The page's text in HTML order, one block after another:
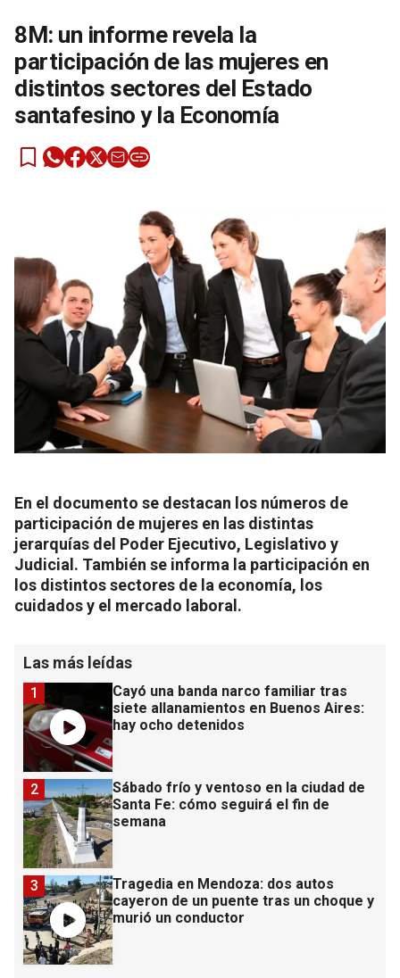
8M: un informe revela la
participación de las mujeres en
distintos sectores del Estado
santafesino y la Economía
En el documento se destacan los números de
participación de mujeres en las distintas
jerarquías del Poder Ejecutivo, Legislativo y
Judicial. También se informa la participación en
los distintos sectores de la economía, los
cuidados y el mercado laboral.
Las más leídas
Cayó una banda narco familiar tras
siete allanamientos en Buenos Aires:
hay ocho detenidos
1
Sábado frío y ventoso en la ciudad de
Santa Fe: cómo seguirá el fin de
semana
2
Tragedia en Mendoza: dos autos
cayeron de un puente tras un choque y
murió un conductor
3